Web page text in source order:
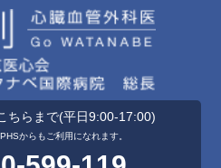
ちらまで(平日9:00-17:00)
からもご利用になれます。